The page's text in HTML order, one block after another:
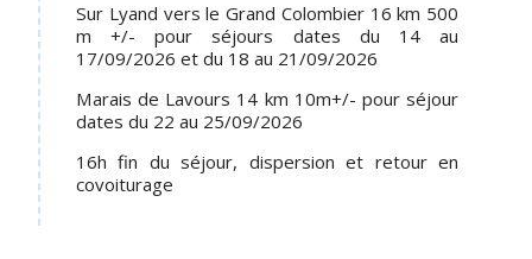
Sur Lyand vers le Grand Colombier 16 km 500
m +/- pour séjours dates du 14 au
17/09/2026 et du 18 au 21/09/2026
Marais de Lavours 14 km 10m+/- pour séjour
dates du 22 au 25/09/2026
16h fin du séjour, dispersion et retour en
covoiturage